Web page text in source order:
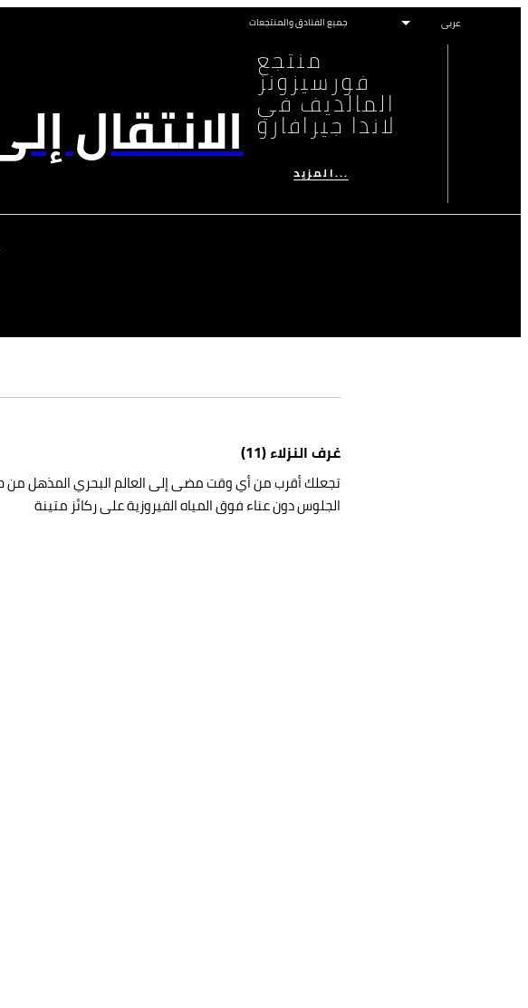
جميع الفنادق والمنتجعات
الانتقال
منتجع
فورسيزونز
المالديف في
لاندا جيرافارو
المزيد...
غرف النزلاء (11)
تجعلك أقرب من أي وقت مضى إلى العالم البحري المذهل من
الجلوس دون عناء فوق المياه الفيروزية على ركائز متينة